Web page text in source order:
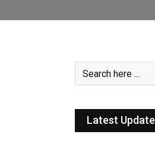
Latest Update